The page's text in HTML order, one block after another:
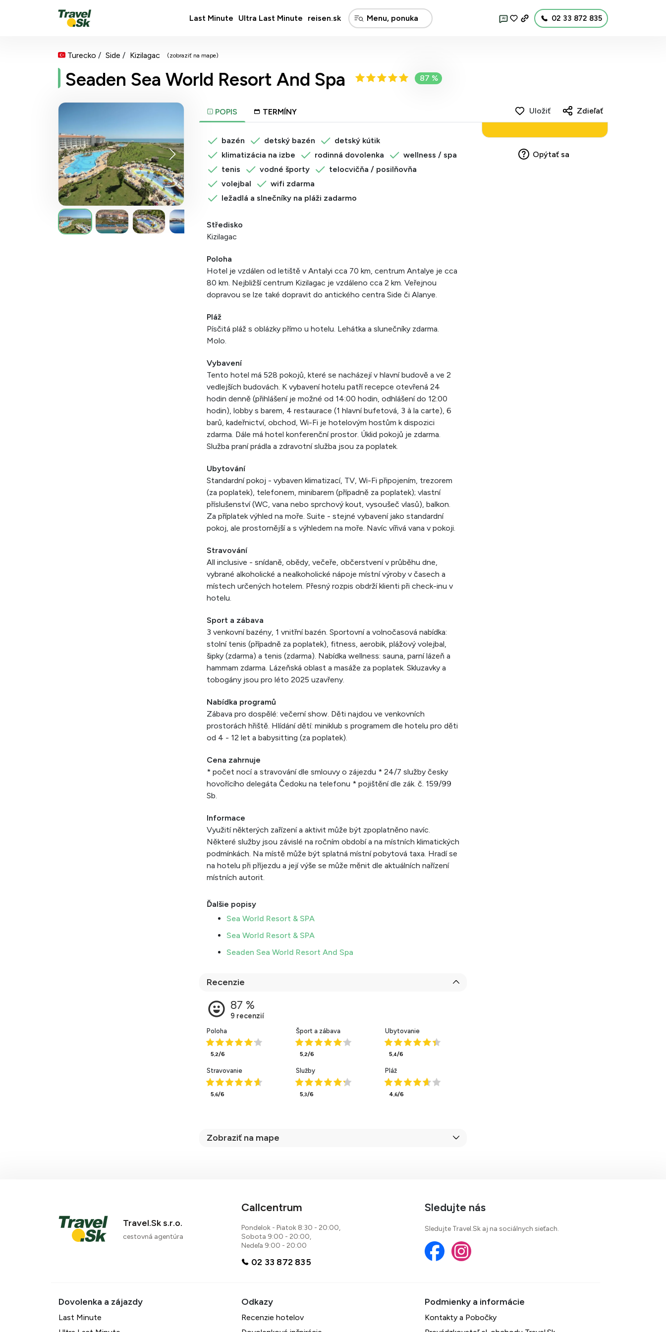
Last Minute Ultra Last Minute reisen.sk AI 02 33 872 835
Turecko Side Kizilagac (zobraziť na mape)
Seaden Sea World Resort And Spa 87 %
POPIS TERMÍNY
bazén detský bazén
detský kútik
klimatizácia na izbe
rodinná dovolenka
wellness / spa
tenis
vodné športy
telocvičňa / posilňovňa
volejbal
wifi zdarma
ležadlá a slnečníky na pláži zadarmo
Středisko
Kizilagac
Poloha
Hotel je vzdálen od letiště v Antalyi cca 70 km, centrum Antalye je cca
80 km. Nejbližší centrum Kizilagac je vzdáleno cca 2 km. Veřejnou
dopravou se lze také dopravit do antického centra Side či Alanye.
Pláž
Písčitá pláž s oblázky přímo u hotelu. Lehátka a slunečníky zdarma.
Molo.
Vybavení
Tento hotel má 528 pokojů, které se nacházejí v hlavní budově a ve 2
vedlejších budovách. K vybavení hotelu patří recepce otevřená 24
hodin denně (přihlášení je možné od 14:00 hodin, odhlášení do 12:00
hodin), lobby s barem, 4 restaurace (1 hlavní bufetová, 3 à la carte), 6
barů, kadeřnictví, obchod, Wi-Fi je hotelovým hostům k dispozici
zdarma. Dále má hotel konferenční prostor. Úklid pokojů je zdarma.
Služba praní prádla a zdravotní služba jsou za poplatek.
Ubytování
Standardní pokoj - vybaven klimatizací, TV, Wi-Fi připojením, trezorem
(za poplatek), telefonem, minibarem (případně za poplatek); vlastní
příslušenství (WC, vana nebo sprchový kout, vysoušeč vlasů), balkon.
Za příplatek výhled na moře. Suite - stejné vybavení jako standardní
pokoj, ale prostornější a s výhledem na moře. Navíc vířivá vana v pokoji.
Stravování
All inclusive - snídaně, obědy, večeře, občerstvení v průběhu dne,
vybrané alkoholické a nealkoholické nápoje místní výroby v časech a
místech určených hotelem. Přesný rozpis obdrží klienti při check-inu v
hotelu.
Sport a zábava
3 venkovní bazény, 1 vnitřní bazén. Sportovní a volnočasová nabídka:
stolní tenis (případně za poplatek), fitness, aerobik, plážový volejbal,
šipky (zdarma) a tenis (zdarma). Nabídka wellness: sauna, parní lázeň a
hammam zdarma. Lázeňská oblast a masáže za poplatek. Skluzavky a
tobogány jsou pro léto 2025 uzavřeny.
Nabídka programů
Zábava pro dospělé: večerní show. Děti najdou ve venkovních
prostorách hřiště. Hlídání dětí: miniklub s programem dle hotelu pro děti
od 4 - 12 let a babysitting (za poplatek).
Cena zahrnuje
* počet nocí a stravování dle smlouvy o zájezdu * 24/7 služby česky
hovořícího delegáta Čedoku na telefonu * pojištění dle zák. č. 159/99
Sb.
Informace
Využití některých zařízení a aktivit může být zpoplatněno navíc.
Některé služby jsou závislé na ročním období a na místních klimatických
podmínkách. Na místě může být splatná místní pobytová taxa. Hradí se
na hotelu při příjezdu a její výše se může měnit dle aktuálních nařízení
místních autorit.
Ďalšie popisy
Sea World Resort & SPA
Sea World Resort & SPA
Seaden Sea World Resort And Spa
Recenzie
87 %
Poloha
5,2/6
Šport a zábava
5,2/6
Ubytovanie
5,4/6
Stravovanie
5,6/6
Služby
5,3/6
Pláž
4,6/6
Zobraziť na mape
Uložiť Zdieľať
Opýtať sa
Travel.Sk s.r.o.
cestovná agentúra
Callcentrum
Pondelok - Piatok 8:30 - 20:00,
Sobota 9:00 - 20:00,
Nedeľa 9:00 - 20:00
02 33 872 835
Sledujte nás
Sledujte Travel.Sk aj na sociálnych sieťach.
Last Minute
Recenzie hotelov
Kontakty a Pobočky